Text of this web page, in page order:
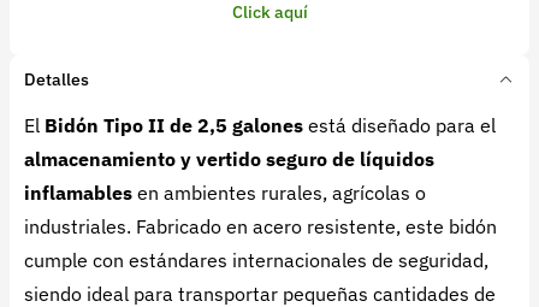
Click aquí
Detalles
El Bidón Tipo II de 2,5 galones está diseñado para el
almacenamiento y vertido seguro de líquidos
inflamables en ambientes rurales, agrícolas o
industriales. Fabricado en acero resistente, este bidón
cumple con estándares internacionales de seguridad,
siendo ideal para transportar pequeñas cantidades de